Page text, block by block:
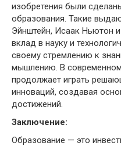
изобретения были
образования. Такие
Эйнштейн, Исаак Ньютон
вклад в науку и
своему стремлению к
мышлению. В
продолжает играть
инноваций, создавая
достижений.
Заключение:
Образование — это